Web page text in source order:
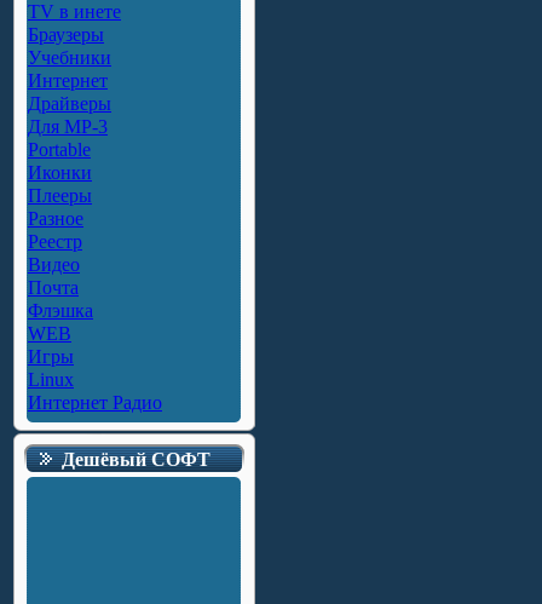
TV в инете
Браузеры
Учебники
Интернет
Драйверы
Для MP-3
Portable
Иконки
Плееры
Разное
Реестр
Видео
Почта
Флэшка
WEB
Игры
Linux
Интернет Радио
Дешёвый СОФТ